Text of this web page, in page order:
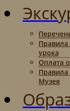
Правила
урока
Оплата
Музея